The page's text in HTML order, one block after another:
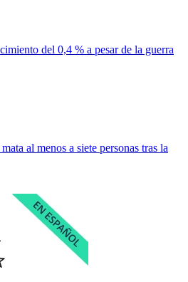
del 0,4 % a pesar de la guerra
al menos a siete personas tras la